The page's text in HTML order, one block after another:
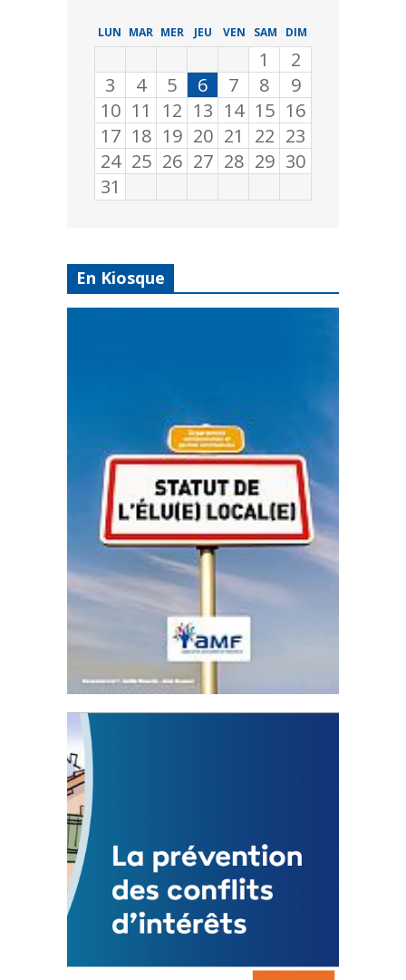
LUN MAR MER JEU VEN SAM DIM
1
2
3
4 5 6 7 8
9
10 11 12 13 14 15 16
17 18 19 20 21 22 23
24 25 26 27 28 29 30
31
En Kiosque
Statut de l’élu local
3 avril 2024
Mise à jour avril 2024
FEUILLETER